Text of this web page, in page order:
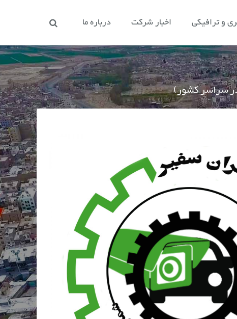
و ترافیکی اخبار شرکت درباره ما
سراسر کشور)